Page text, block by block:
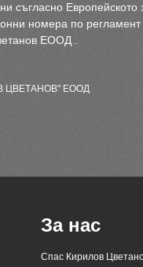
съгласно Европейското
номера по
ЕООД .
ЦВЕТАНОВ" ЕООД
За нас
Спас Кирилов